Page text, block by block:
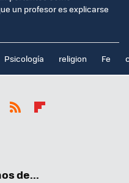
un profesor es explicarse
Psicología religion Fe
de...